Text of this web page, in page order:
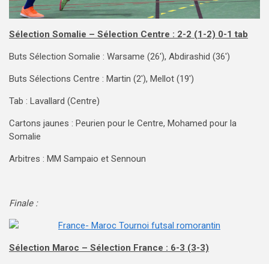
Sélection Somalie – Sélection Centre : 2-2 (1-2) 0-1 tab
Buts Sélection Somalie : Warsame (26′), Abdirashid (36′)
Buts Sélections Centre : Martin (2′), Mellot (19′)
Tab : Lavallard (Centre)
Cartons jaunes : Peurien pour le Centre, Mohamed pour la
Somalie
Arbitres : MM Sampaio et Sennoun
Finale :
Sélection Maroc – Sélection France : 6-3 (3-3)